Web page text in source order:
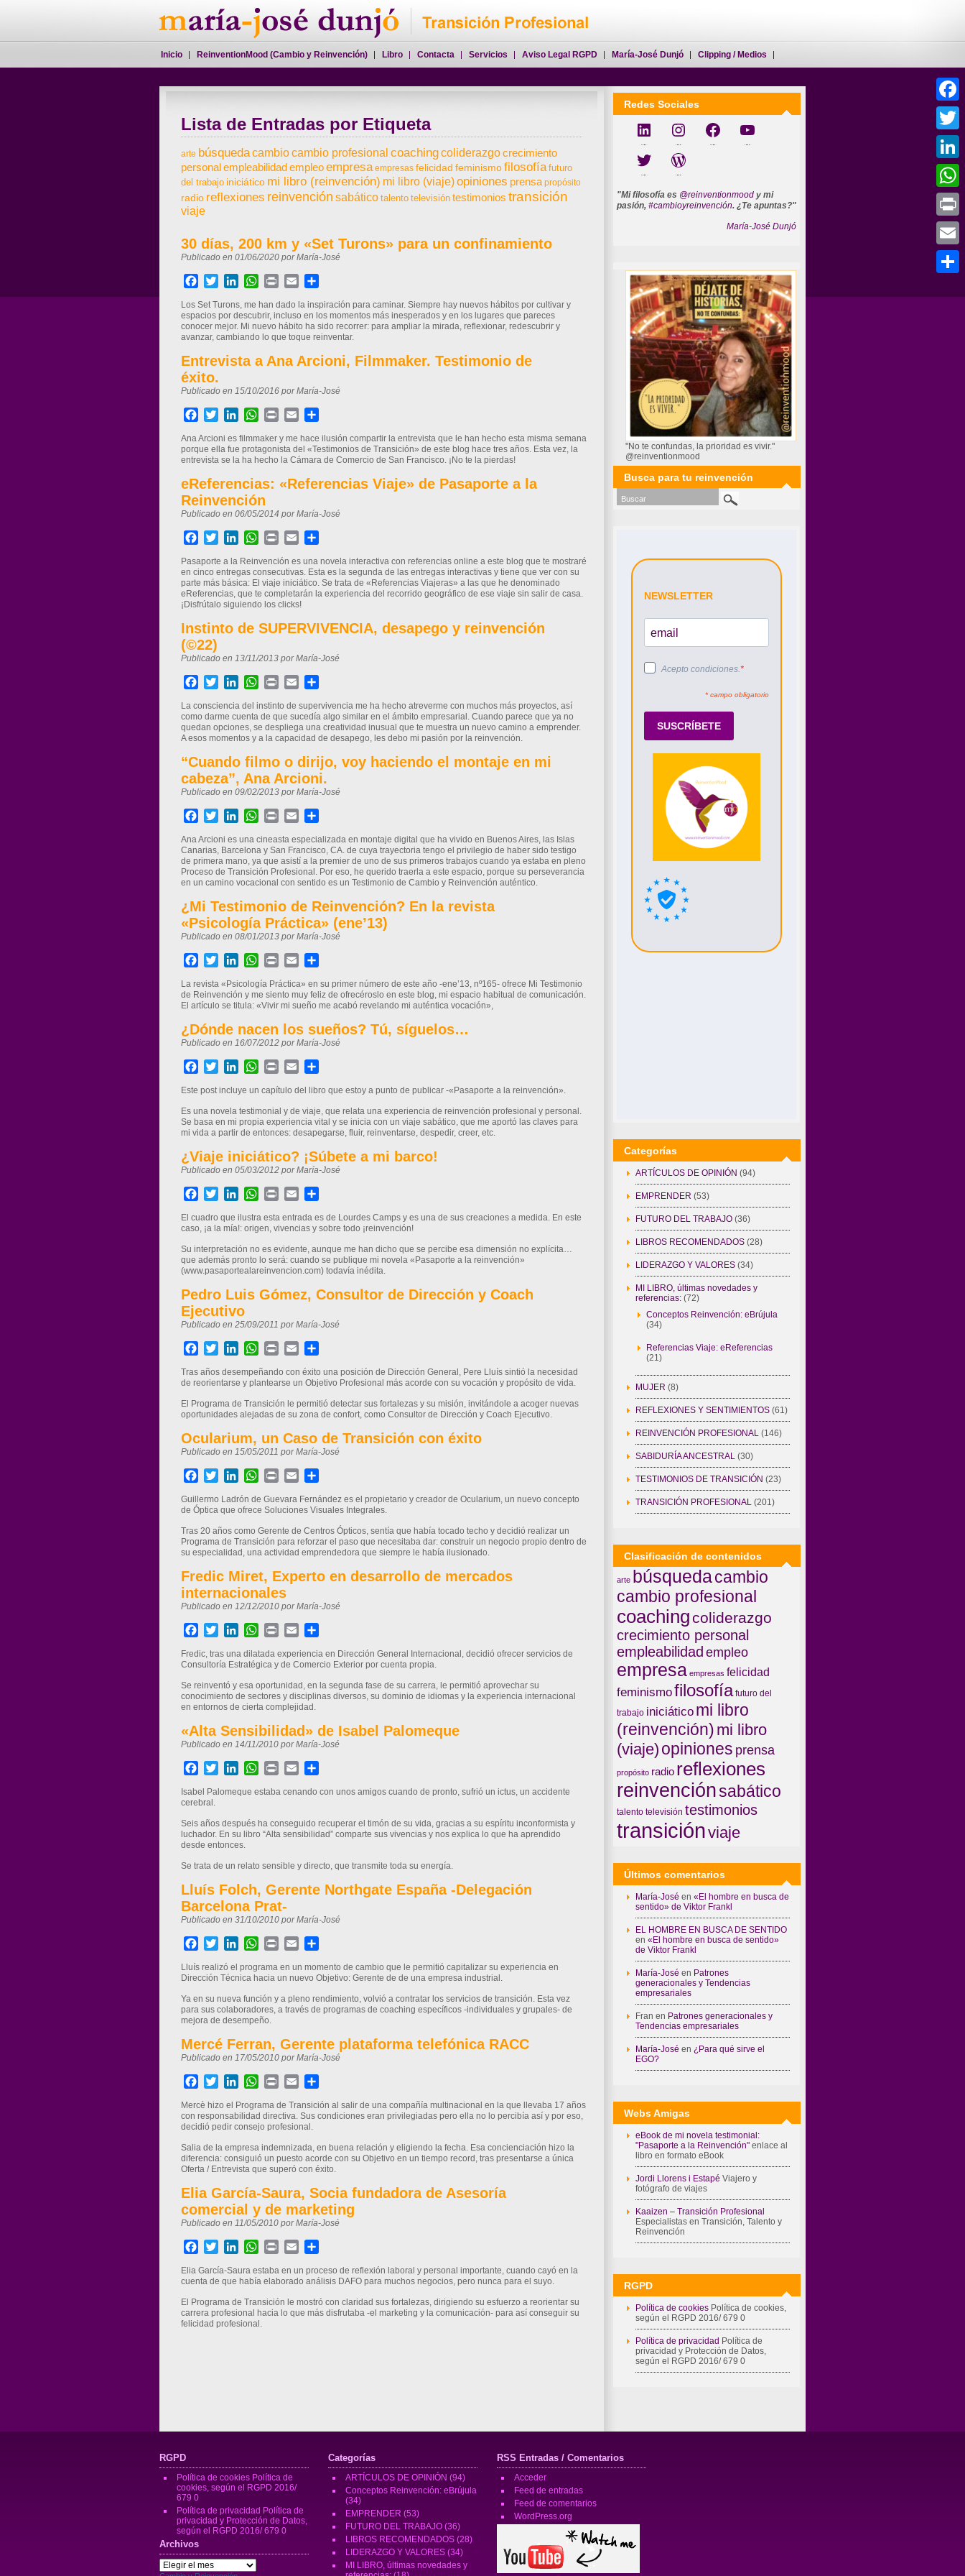
Lista de Entradas por Etiqueta
arte búsquedacambiocambio profesional coachingcoliderazgocrecimiento
personalempleabilidadempleoempresa empresas felicidad feminismofilosofía futuro
del trabajo iniciático mi libro (reinvención) mi libro (viaje)opiniones prensa propósito
radio reflexiones reinvención sabático talento televisión testimonios transición
viaje
30 días, 200 km y «Set Turons» para un confinamiento
Publicado en 01/06/2020 por María-José
Facebook
TwitterLinkedInWhatsApp
Print Email
Los Set Turons, me han dado la inspiración para caminar. Siempre hay nuevos hábitos por cultivar y
espacios por descubrir, incluso en los momentos más inesperados y en los lugares que pareces
conocer mejor. Mi nuevo hábito ha sido recorrer: para ampliar la mirada, reflexionar, redescubrir y
avanzar, cambiando lo que toque reinventar.
Entrevista a Ana Arcioni, Filmmaker. Testimonio de
éxito.
Publicado en 15/10/2016 por María-José
Facebook
TwitterLinkedInWhatsApp
Print Email
Ana Arcioni es filmmaker y me hace ilusión compartir la entrevista que le han hecho esta misma semana
porque ella fue protagonista del «Testimonios de Transición» de este blog hace tres años. Esta vez, la
entrevista se la ha hecho la Cámara de Comercio de San Francisco. ¡No te la pierdas!
eReferencias: «Referencias Viaje» de Pasaporte a la
Reinvención
Publicado en 06/05/2014 por María-José
Facebook
TwitterLinkedInWhatsApp
Print Email
Pasaporte a la Reinvención es una novela interactiva con referencias online a este blog que te mostraré
en cinco entregas consecutivas. Esta es la segunda de las entregas interactivas y tiene que ver con su
parte más básica: El viaje iniciático. Se trata de «Referencias Viajeras» a las que he denominado
eReferencias, que te completarán la experiencia del recorrido geográfico de ese viaje sin salir de casa.
¡Disfrútalo siguiendo los clicks!
Instinto de SUPERVIVENCIA, desapego y reinvención
(©22)
Publicado en 13/11/2013 por María-José
Facebook
TwitterLinkedInWhatsApp
Print Email
La consciencia del instinto de supervivencia me ha hecho atreverme con muchos más proyectos, así
como darme cuenta de que sucedía algo similar en el ámbito empresarial. Cuando parece que ya no
quedan opciones, se despliega una creatividad inusual que te muestra un nuevo camino a emprender.
A esos momentos y a la capacidad de desapego, les debo mi pasión por la reinvención.
“Cuando filmo o dirijo, voy haciendo el montaje en mi
cabeza”, Ana Arcioni.
Publicado en 09/02/2013 por María-José
Facebook
TwitterLinkedInWhatsApp
Print Email
Ana Arcioni es una cineasta especializada en montaje digital que ha vivido en Buenos Aires, las Islas
Canarias, Barcelona y San Francisco, CA. de cuya trayectoria tengo el privilegio de haber sido testigo
de primera mano, ya que asistí a la premier de uno de sus primeros trabajos cuando ya estaba en pleno
Proceso de Transición Profesional. Por eso, he querido traerla a este espacio, porque su perseverancia
en un camino vocacional con sentido es un Testimonio de Cambio y Reinvención auténtico.
¿Mi Testimonio de Reinvención? En la revista
«Psicología Práctica» (ene’13)
Publicado en 08/01/2013 por María-José
Facebook
TwitterLinkedInWhatsApp
Print Email
La revista «Psicología Práctica» en su primer número de este año -ene’13, nº165- ofrece Mi Testimonio
de Reinvención y me siento muy feliz de ofrecéroslo en este blog, mi espacio habitual de comunicación.
El artículo se titula: «Vivir mi sueño me acabó revelando mi auténtica vocación»,
¿Dónde nacen los sueños? Tú, síguelos…
Publicado en 16/07/2012 por María-José
Facebook
TwitterLinkedInWhatsApp
Print Email
Este post incluye un capítulo del libro que estoy a punto de publicar -«Pasaporte a la reinvención».
Es una novela testimonial y de viaje, que relata una experiencia de reinvención profesional y personal.
Se basa en mi propia experiencia vital y se inicia con un viaje sabático, que me aportó las claves para
mi vida a partir de entonces: desapegarse, fluir, reinventarse, despedir, creer, etc.
¿Viaje iniciático? ¡Súbete a mi barco!
Publicado en 05/03/2012 por María-José
Facebook
TwitterLinkedInWhatsApp
Print Email
El cuadro que ilustra esta entrada es de Lourdes Camps y es una de sus creaciones a medida. En este
caso, ¡a la mía!: origen, vivencias y sobre todo ¡reinvención!
Su interpretación no es evidente, aunque me han dicho que se percibe esa dimensión no explícita…
que además pronto lo será: cuando se publique mi novela «Pasaporte a la reinvención»
(www.pasaportealareinvencion.com) todavía inédita.
Pedro Luis Gómez, Consultor de Dirección y Coach
Ejecutivo
Publicado en 25/09/2011 por María-José
Facebook
TwitterLinkedInWhatsApp
Print Email
Tras años desempeñando con éxito una posición de Dirección General, Pere Lluís sintió la necesidad
de reorientarse y plantearse un Objetivo Profesional más acorde con su vocación y propósito de vida.
El Programa de Transición le permitió detectar sus fortalezas y su misión, invitándole a acoger nuevas
oportunidades alejadas de su zona de confort, como Consultor de Dirección y Coach Ejecutivo.
Ocularium, un Caso de Transición con éxito
Publicado en 15/05/2011 por María-José
Facebook
TwitterLinkedInWhatsApp
Print Email
Guillermo Ladrón de Guevara Fernández es el propietario y creador de Ocularium, un nuevo concepto
de Óptica que ofrece Soluciones Visuales Integrales.
Tras 20 años como Gerente de Centros Ópticos, sentía que había tocado techo y decidió realizar un
Programa de Transición para reforzar el paso que necesitaba dar: construir un negocio propio dentro de
su especialidad, una actividad emprendedora que siempre le había ilusionado.
Fredic Miret, Experto en desarrollo de mercados
internacionales
Publicado en 12/12/2010 por María-José
Facebook
TwitterLinkedInWhatsApp
Print Email
Fredic, tras una dilatada experiencia en Dirección General Internacional, decidió ofrecer servicios de
Consultoría Estratégica y de Comercio Exterior por cuenta propia.
Se reinventó y esa oportunidad, en la segunda fase de su carrera, le permitió aprovechar su
conocimiento de sectores y disciplinas diversos, su dominio de idiomas y la experiencia internacional
en entornos de cierta complejidad.
«Alta Sensibilidad» de Isabel Palomeque
Publicado en 14/11/2010 por María-José
Facebook
TwitterLinkedInWhatsApp
Print Email
Isabel Palomeque estaba cenando con unos amigos cuando de pronto, sufrió un ictus, un accidente
cerebral.
Seis años después ha conseguido recuperar el timón de su vida, gracias a su espíritu inconformista y
luchador. En su libro “Alta sensibilidad” comparte sus vivencias y nos explica lo que ha aprendido
desde entonces.
Se trata de un relato sensible y directo, que transmite toda su energía.
Lluís Folch, Gerente Northgate España -Delegación
Barcelona Prat-
Publicado en 31/10/2010 por María-José
Facebook
TwitterLinkedInWhatsApp
Print Email
Lluís realizó el programa en un momento de cambio que le permitió capitalizar su experiencia en
Dirección Técnica hacia un nuevo Objetivo: Gerente de de una empresa industrial.
Ya en su nueva función y a pleno rendimiento, volvió a contratar los servicios de transición. Esta vez
para sus colaboradores, a través de programas de coaching específicos -individuales y grupales- de
mejora de desempeño.
Mercé Ferran, Gerente plataforma telefónica RACC
Publicado en 17/05/2010 por María-José
Facebook
TwitterLinkedInWhatsApp
Print Email
Mercè hizo el Programa de Transición al salir de una compañía multinacional en la que llevaba 17 años
con responsabilidad directiva. Sus condiciones eran privilegiadas pero ella no lo percibía así y por eso,
decidió pedir consejo profesional.
Salia de la empresa indemnizada, en buena relación y eligiendo la fecha. Esa concienciación hizo la
diferencia: consiguió un puesto acorde con su Objetivo en un tiempo record, tras presentarse a única
Oferta / Entrevista que superó con éxito.
Elia García-Saura, Socia fundadora de Asesoría
comercial y de marketing
Publicado en 11/05/2010 por María-José
Facebook
TwitterLinkedInWhatsApp
Print Email
Elia García-Saura estaba en un proceso de reflexión laboral y personal importante, cuando cayó en la
cuenta de que había elaborado análisis DAFO para muchos negocios, pero nunca para el suyo.
El Programa de Transición le mostró con claridad sus fortalezas, dirigiendo su esfuerzo a reorientar su
carrera profesional hacia lo que más disfrutaba -el marketing y la comunicación- para así conseguir su
felicidad profesional.
Redes Sociales
Perfil María-José Dunjó @reinventionmood cambioyreinvencion
mariajosedunjo
mjdunjo
Mi WEB
"Mi filosofía es @reinventionmood y mi
pasión, #cambioyreinvención. ¿Te apuntas?"
María-José Dunjó
"No te confundas, la prioridad es vivir."
@reinventionmood
Busca para tu reinvención
Categorías
ARTÍCULOS DE OPINIÓN (94)
EMPRENDER (53)
FUTURO DEL TRABAJO (36)
LIBROS RECOMENDADOS (28)
LIDERAZGO Y VALORES (34)
MI LIBRO, últimas novedades y
referencias: (72)
Conceptos Reinvención: eBrújula
(34)
Referencias Viaje: eReferencias
(21)
MUJER (8)
REFLEXIONES Y SENTIMIENTOS (61)
REINVENCIÓN PROFESIONAL (146)
SABIDURÍA ANCESTRAL (30)
TESTIMONIOS DE TRANSICIÓN (23)
TRANSICIÓN PROFESIONAL (201)
Clasificación de contenidos
arte búsquedacambio
cambio profesional
coaching coliderazgo
crecimiento personal
empleabilidad empleo
empresa empresas felicidad
feminismofilosofía futuro del
trabajo iniciático mi libro
(reinvención) mi libro
(viaje) opiniones prensa
propósito radio reflexiones
reinvenciónsabático
talento televisión testimonios
transiciónviaje
Últimos comentarios
María-José en «El hombre en busca de
sentido» de Viktor Frankl
EL HOMBRE EN BUSCA DE SENTIDO
en «El hombre en busca de sentido»
de Viktor Frankl
María-José en Patrones
generacionales y Tendencias
empresariales
Fran en Patrones generacionales y
Tendencias empresariales
María-José en ¿Para qué sirve el
EGO?
Webs Amigas
eBook de mi novela testimonial:
"Pasaporte a la Reinvención" enlace al
libro en formato eBook
Jordi Llorens i Estapé Viajero y
fotógrafo de viajes
Kaaizen – Transición Profesional
Especialistas en Transición, Talento y
Reinvención
RGPD
Política de cookies Política de cookies,
según el RGPD 2016/ 679 0
Política de privacidad Política de
privacidad y Protección de Datos,
según el RGPD 2016/ 679 0
Inicio ReinventionMood (Cambio y Reinvención) Libro Contacta Servicios Aviso Legal RGPD María-José Dunjó Clipping / Medios
RGPD
Política de cookies Política de
cookies, según el RGPD 2016/
679 0
Política de privacidad Política de
privacidad y Protección de Datos,
según el RGPD 2016/ 679 0
Archivos
Archivos
Categorías
ARTÍCULOS DE OPINIÓN (94)
Conceptos Reinvención: eBrújula
(34)
EMPRENDER (53)
FUTURO DEL TRABAJO (36)
LIBROS RECOMENDADOS (28)
LIDERAZGO Y VALORES (34)
MI LIBRO, últimas novedades y
RSS Entradas / Comentarios
Acceder
Feed de entradas
Feed de comentarios
WordPress.org
Twitter
Print
Email